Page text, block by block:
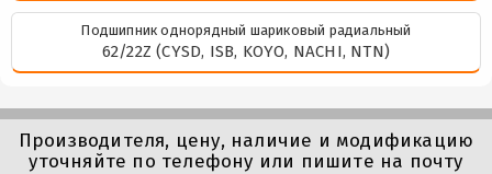
Подшипник однорядный шариковый радиальный
62/22Z (CYSD, ISB, KOYO, NACHI, NTN)
Производителя, цену, наличие и модификацию
уточняйте по телефону или пишите на почту